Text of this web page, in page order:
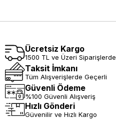
Ücretsiz Kargo
1500 TL ve Üzeri Siparişlerde
Taksit İmkanı
Tüm Alışverişlerde Geçerli
Güvenli Ödeme
%100 Güvenli Alışveriş
Hızlı Gönderi
Güvenilir ve Hızlı Kargo